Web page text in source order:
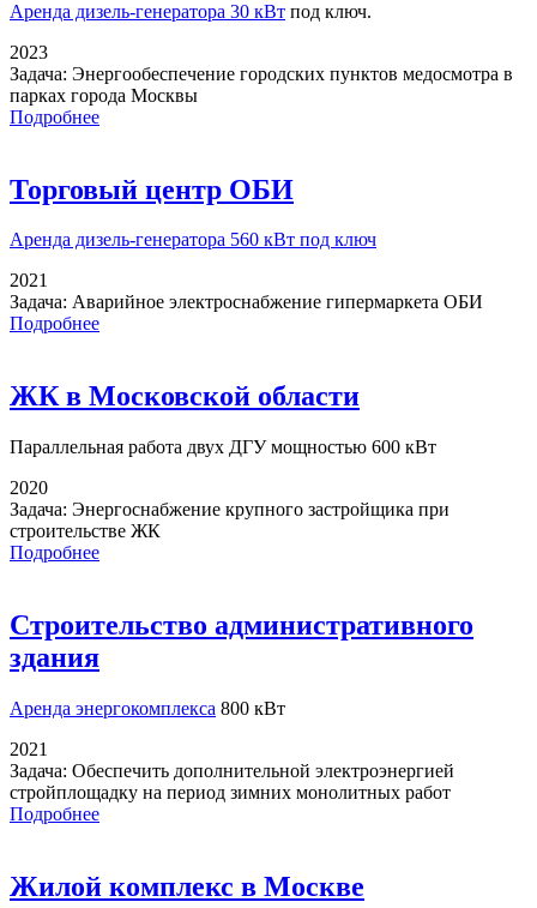
Аренда дизель-генератора 30 кВт под ключ.
2023
Задача: Энергообеспечение городских пунктов медосмотра в
парках города Москвы
Подробнее
Торговый центр ОБИ
Аренда дизель-генератора 560 кВт под ключ
2021
Задача: Аварийное электроснабжение гипермаркета ОБИ
Подробнее
ЖК в Московской области
Параллельная работа двух ДГУ мощностью 600 кВт
2020
Задача: Энергоснабжение крупного застройщика при
строительстве ЖК
Подробнее
Строительство административного
здания
Аренда энергокомплекса 800 кВт
2021
Задача: Обеспечить дополнительной электроэнергией
стройплощадку на период зимних монолитных работ
Подробнее
Жилой комплекс в Москве